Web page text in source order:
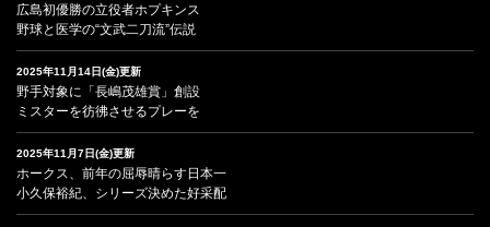
広島初優勝の立役者ホプキンス
野球と医学の“文武二刀流”伝説
2025年11月14日(金)更新
野手対象に「長嶋茂雄賞」創設
ミスターを彷彿させるプレーを
2025年11月7日(金)更新
ホークス、前年の屈辱晴らす日本一
小久保裕紀、シリーズ決めた好采配